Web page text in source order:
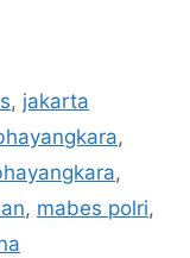
, jakarta
,
,
, mabes polri,